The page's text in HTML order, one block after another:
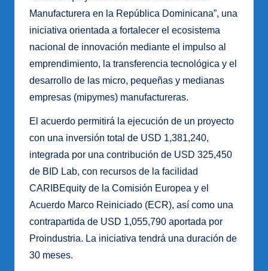
Manufacturera en la República Dominicana”, una
iniciativa orientada a fortalecer el ecosistema
nacional de innovación mediante el impulso al
emprendimiento, la transferencia tecnológica y el
desarrollo de las micro, pequeñas y medianas
empresas (mipymes) manufactureras.
El acuerdo permitirá la ejecución de un proyecto
con una inversión total de USD 1,381,240,
integrada por una contribución de USD 325,450
de BID Lab, con recursos de la facilidad
CARIBEquity de la Comisión Europea y el
Acuerdo Marco Reiniciado (ECR), así como una
contrapartida de USD 1,055,790 aportada por
Proindustria. La iniciativa tendrá una duración de
30 meses.